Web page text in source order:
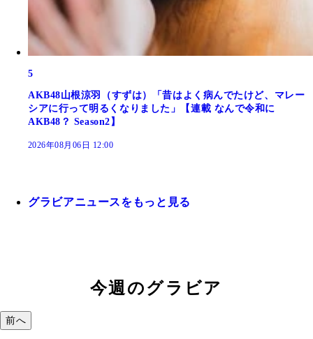
5
AKB48山根涼羽（すずは）「昔はよく病んでたけど、マレー
シアに行って明るくなりました」【連載 なんで令和に
AKB48？ Season2】
2026年08月06日 12:00
グラビアニュースをもっと見る
今週のグラビア
前へ